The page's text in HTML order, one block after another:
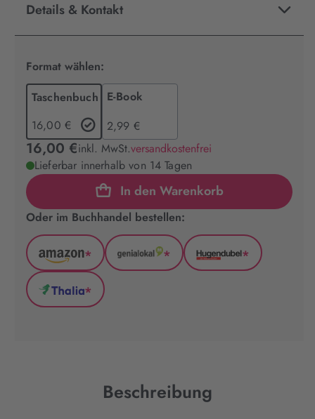
Details & Kontakt
Format wählen:
Taschenbuch
16,00 €
E-Book
2,99 €
16,00 €inkl. MwSt.versandkostenfrei
Lieferbar innerhalb von 14 Tagen
In den Warenkorb
Oder im Buchhandel bestellen:
Amazon
(wird
in
neuem
*
GenialLokal
*
Hugendubel
*
Thalia
*
Beschreibung